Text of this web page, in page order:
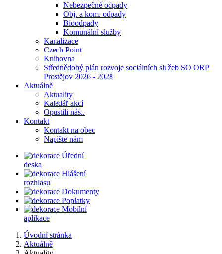
Nebezpečné odpady
Obj. a kom. odpady
Bioodpady
Komunální služby
Kanalizace
Czech Point
Knihovna
Střednědobý plán rozvoje sociálních služeb SO ORP
Prostějov 2026 - 2028
Aktuálně
Aktuality
Kaledář akcí
Opustili nás..
Kontakt
Kontakt na obec
Napište nám
Úřední
deska
Hlášení
rozhlasu
Dokumenty
Poplatky
Mobilní
aplikace
Úvodní stránka
Aktuálně